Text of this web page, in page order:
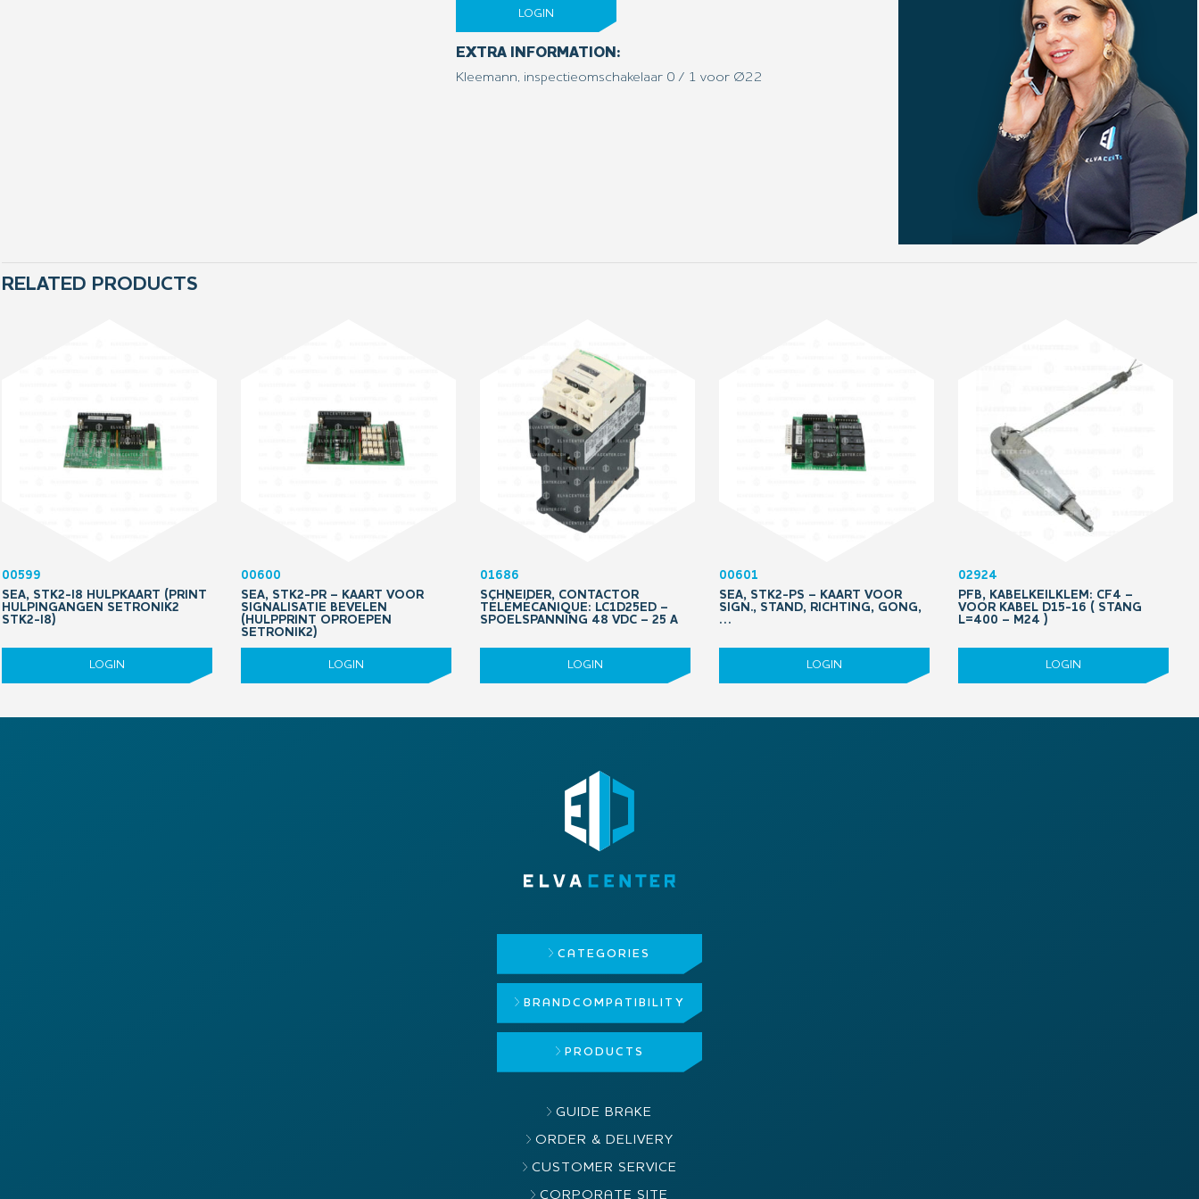
LOGIN
EXTRA INFORMATION:
Kleemann, inspectieomschakelaar 0 / 1 voor Ø22
RELATED PRODUCTS
00599
SEA, STK2-I8 HULPKAART (PRINT
HULPINGANGEN SETRONIK2
STK2-I8)
LOGIN
00600
SEA, STK2-PR – KAART VOOR
SIGNALISATIE BEVELEN
(HULPPRINT OPROEPEN
SETRONIK2)
LOGIN
01686
SCHNEIDER, CONTACTOR
TÉLÉMÉCANIQUE: LC1D25ED –
SPOELSPANNING 48 VDC – 25 A
LOGIN
00601
SEA, STK2-PS – KAART VOOR
SIGN., STAND, RICHTING, GONG,
…
LOGIN
02924
PFB, KABELKEILKLEM: CF4 –
VOOR KABEL D15-16 ( STANG
L=400 – M24 )
LOGIN
CATEGORIES
BRAND COMPATIBILITY
PRODUCTS
GUIDE BRAKE
ORDER & DELIVERY
CUSTOMER SERVICE
CORPORATE SITE